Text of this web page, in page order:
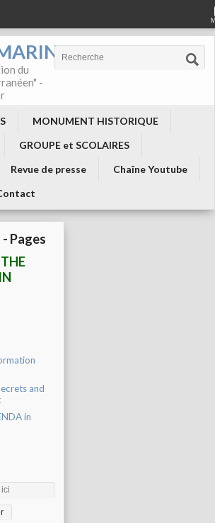
du
-
MONUMENT HISTORIQUE
GROUPE et SCOLAIRES
Revue de presse
Chaîne Youtube
Pages
and
in